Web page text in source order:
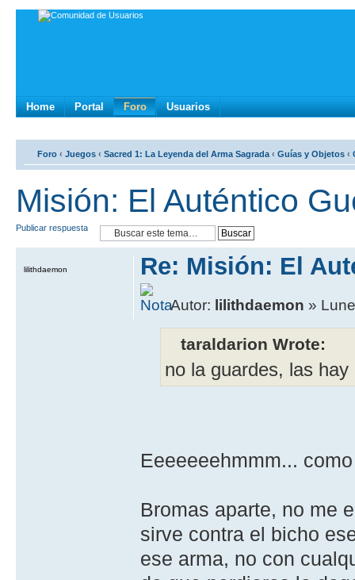
Home Portal Foro Usuarios
Foro ‹ Juegos ‹ Sacred 1: La Leyenda del Arma Sagrada ‹ Guí­as y Objetos ‹
Misión: El Auténtico
Publicar respuesta
Re: Misión: El
Autor: lilithdaemon »
taraldarion Wrote:
no la guardes, las
Eeeeeeehmmm...
Bromas aparte, no me
sirve contra el bicho
ese arma, no con
lilithdaemon